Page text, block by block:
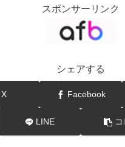
スポンサーリンク
シェアする
X Facebook
LINE